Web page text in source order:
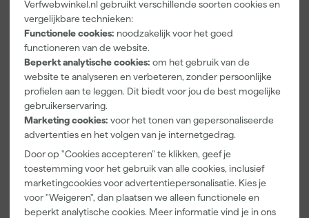
Verfwebwinkel.nl gebruikt verschillende soorten cookies en
vergelijkbare technieken:
Functionele cookies: noodzakelijk voor het goed
functioneren van de website.
Beperkt analytische cookies: om het gebruik van de
website te analyseren en verbeteren, zonder persoonlijke
profielen aan te leggen. Dit biedt voor jou de best mogelijke
gebruikerservaring.
Marketing cookies: voor het tonen van gepersonaliseerde
advertenties en het volgen van je internetgedrag.
Door op "Cookies accepteren" te klikken, geef je
toestemming voor het gebruik van alle cookies, inclusief
marketingcookies voor advertentiepersonalisatie. Kies je
voor "Weigeren", dan plaatsen we alleen functionele en
beperkt analytische cookies. Meer informatie vind je in ons
Paintura
Lucamax
Washi tape -
50mx24mm
Maandag
bezorgd
Adviesprijs 6,00
3,99
incl. BTW
Farrow & Ball
F&B
Kleurenwaaie
r
Maandag
bezorgd
22,00
incl. BTW
Go!Paint Roll
Verfbak -
0,5L + 5
Inzetbakken
bezorgd
3,99
incl. BTW